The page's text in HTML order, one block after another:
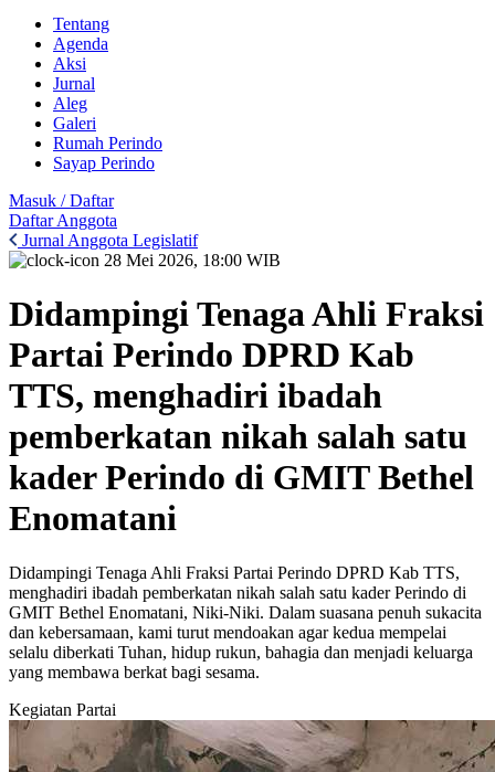
Tentang
Agenda
Aksi
Jurnal
Aleg
Galeri
Rumah Perindo
Sayap Perindo
Masuk / Daftar
Daftar Anggota
Jurnal Anggota Legislatif
28 Mei 2026, 18:00 WIB
Didampingi Tenaga Ahli Fraksi
Partai Perindo DPRD Kab
TTS, menghadiri ibadah
pemberkatan nikah salah satu
kader Perindo di GMIT Bethel
Enomatani
Didampingi Tenaga Ahli Fraksi Partai Perindo DPRD Kab TTS,
menghadiri ibadah pemberkatan nikah salah satu kader Perindo di
GMIT Bethel Enomatani, Niki-Niki. Dalam suasana penuh sukacita
dan kebersamaan, kami turut mendoakan agar kedua mempelai
selalu diberkati Tuhan, hidup rukun, bahagia dan menjadi keluarga
yang membawa berkat bagi sesama.
Kegiatan Partai